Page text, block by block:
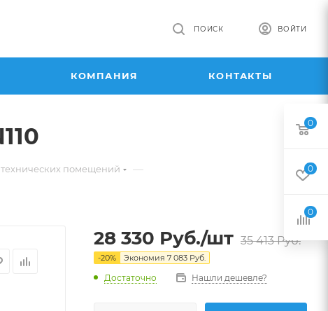
ВОЙТИ
ПОИСК
КОМПАНИЯ КОНТАКТЫ
помещений —
28 330 Руб./шт 35 413Руб.
-20% Экономия 7 083 Руб.
Достаточно Нашли дешевле?
0
0
0